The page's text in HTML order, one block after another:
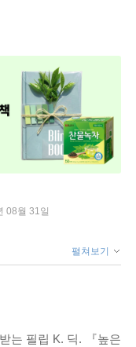
08월 31일
펼쳐보기
는 필립 K. 딕. 『높은